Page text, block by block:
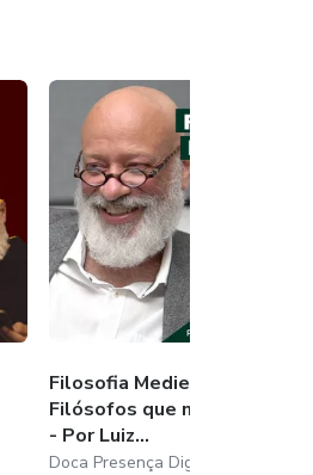
Filosofia Medieval, Os
Filósofos que me Formaram
- Por Luiz...
Doca Presença Digital LTDA